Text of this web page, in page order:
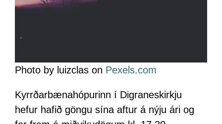
Photo by luizclas on Pexels.com
Kyrrðarbænahópurinn í Digraneskirkju
hefur hafið göngu sína aftur á nýju ári og